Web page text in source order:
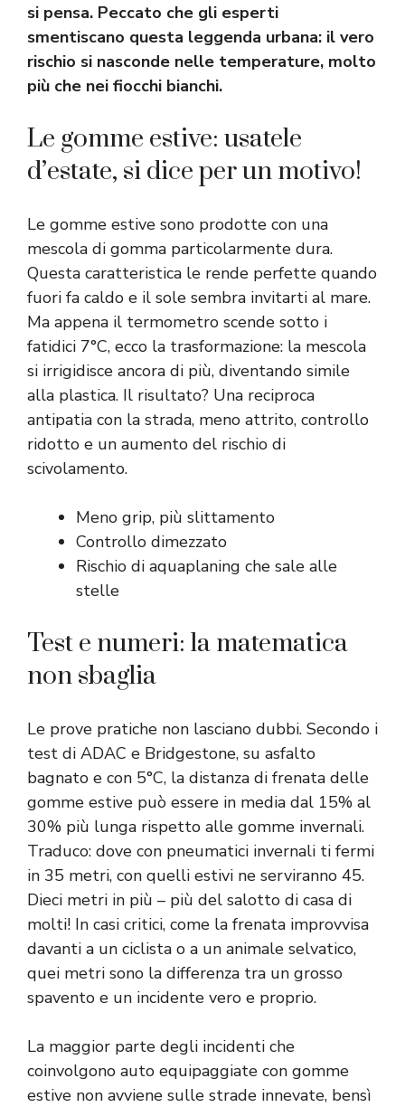
si pensa. Peccato che gli esperti
smentiscano questa leggenda urbana: il vero
rischio si nasconde nelle temperature, molto
più che nei fiocchi bianchi.
Le gomme estive: usatele
d’estate, si dice per un motivo!
Le gomme estive sono prodotte con una
mescola di gomma particolarmente dura.
Questa caratteristica le rende perfette quando
fuori fa caldo e il sole sembra invitarti al mare.
Ma appena il termometro scende sotto i
fatidici 7°C, ecco la trasformazione: la mescola
si irrigidisce ancora di più, diventando simile
alla plastica. Il risultato? Una reciproca
antipatia con la strada, meno attrito, controllo
ridotto e un aumento del rischio di
scivolamento.
Meno grip, più slittamento
Controllo dimezzato
Rischio di aquaplaning che sale alle
stelle
Test e numeri: la matematica
non sbaglia
Le prove pratiche non lasciano dubbi. Secondo i
test di ADAC e Bridgestone, su asfalto
bagnato e con 5°C, la distanza di frenata delle
gomme estive può essere in media dal 15% al
30% più lunga rispetto alle gomme invernali.
Traduco: dove con pneumatici invernali ti fermi
in 35 metri, con quelli estivi ne serviranno 45.
Dieci metri in più – più del salotto di casa di
molti! In casi critici, come la frenata improvvisa
davanti a un ciclista o a un animale selvatico,
quei metri sono la differenza tra un grosso
spavento e un incidente vero e proprio.
La maggior parte degli incidenti che
coinvolgono auto equipaggiate con gomme
estive non avviene sulle strade innevate, bensì